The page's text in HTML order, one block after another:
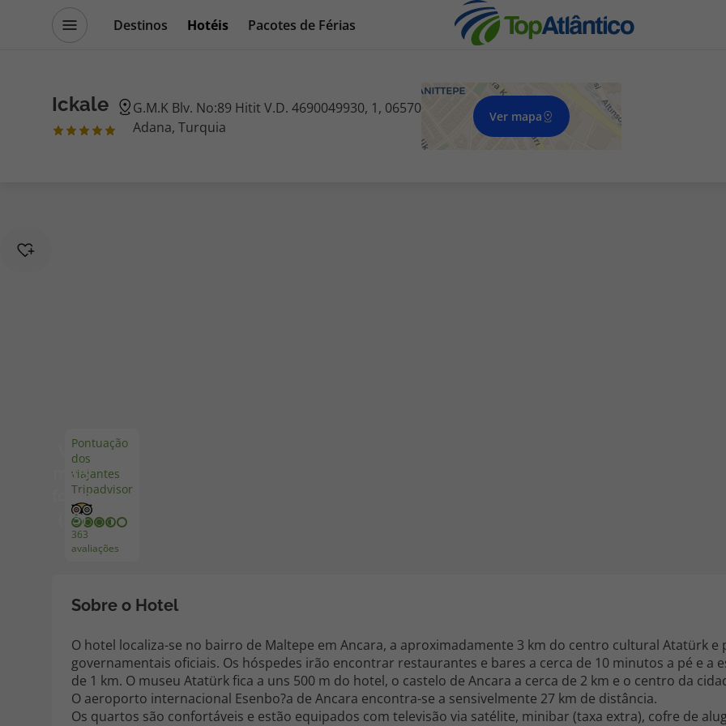
Destinos Hotéis
Pacotes de Férias
Disneyland ® Paris
Ickale
G.M.K Blv. No:89 Hitit V.D. 4690049930, 1, 06570
Adana, Turquia
Ver mapa
Pontuação
dos
viajantes
Tripadvisor
363
avaliações
Ver
mais
fotos
(53)
Sobre o Hotel
O hotel localiza-se no bairro de Maltepe em Ancara, a aproximadamente 3 km do centro cultural Atatürk
governamentais oficiais. Os hóspedes irão encontrar restaurantes e bares a cerca de 10 minutos a pé e a
de 1 km. O museu Atatürk fica a uns 500 m do hotel, o castelo de Ancara a cerca de 2 km e o centro da
O aeroporto internacional Esenbo?a de Ancara encontra-se a sensivelmente 27 km de distância.
Os quartos são confortáveis e estão equipados com televisão via satélite, minibar (taxa extra), cofre de